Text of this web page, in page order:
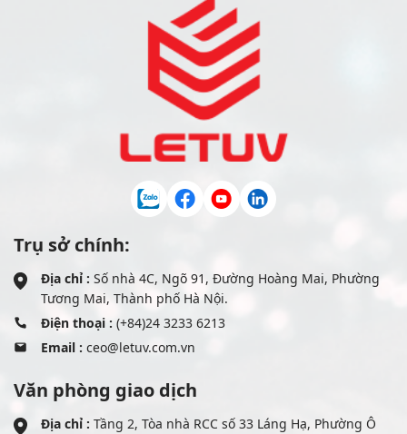
Trụ sở chính:
Địa chỉ : Số nhà 4C, Ngõ 91, Đường Hoàng Mai, Phường
Tương Mai, Thành phố Hà Nội.
Điện thoại : (+84)24 3233 6213
Email : ceo@letuv.com.vn
Văn phòng giao dịch
Địa chỉ : Tầng 2, Tòa nhà RCC số 33 Láng Hạ, Phường Ô